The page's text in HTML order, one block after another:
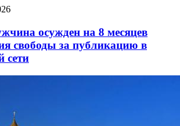
осужден на 8 месяцев
свободы за публикацию в
сети